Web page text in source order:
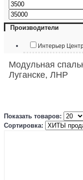
Производители
Интерьер
Модульная
Луганске, ЛНР
Показать товаров:
Сортировка: